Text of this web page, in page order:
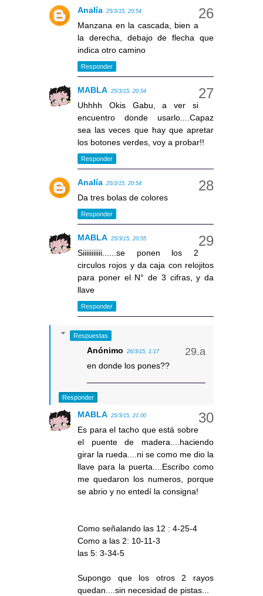
Analía 25/3/15, 20:54
Manzana en la cascada, bien a
la derecha, debajo de flecha que
indica otro camino
Responder
MABLA 25/3/15, 20:54
Uhhhh Okis Gabu, a ver si
encuentro donde usarlo....Capaz
sea las veces que hay que apretar
los botones verdes, voy a probar!!
Responder
Analía 25/3/15, 20:54
Da tres bolas de colores
Responder
MABLA 25/3/15, 20:55
Siiiiiiiiiii......se ponen los 2
circulos rojos y da caja con relojitos
para poner el N° de 3 cifras, y da
llave
Responder
Respuestas
Anónimo 26/3/15, 1:17
en donde los pones??
Responder
MABLA 25/3/15, 21:00
Es para el tacho que está sobre
el puente de madera....haciendo
girar la rueda....ni se como me dio la
llave para la puerta....Escribo como
me quedaron los numeros, porque
se abrio y no entedí la consigna!
Como señalando las 12 : 4-25-4
Como a las 2: 10-11-3
las 5: 3-34-5
Supongo que los otros 2 rayos
quedan....sin necesidad de pistas...